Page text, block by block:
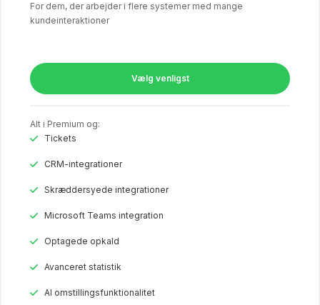
For dem, der arbejder i flere systemer med mange
kundeinteraktioner
Vælg venligst
Alt i Premium og:
Tickets
CRM-integrationer
Skræddersyede integrationer
Microsoft Teams integration
Optagede opkald
Avanceret statistik
Al omstillingsfunktionalitet